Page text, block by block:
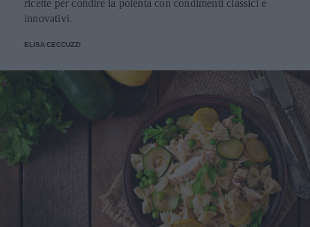
le uova in una padella oliata e strapazzatele. In un’altra
padella rosolate la cipolla in olio, aggiungete un peperone
un paio di minuti e aggiungete le uova strapazzate. Zuppa
di farro e ceci Ingredienti 150 g di farro perlato 1 barattolo
di ceci 100 g di passata di pomodoro 1 cipolla, 1 carota, 1
costa di sedano 40 g di pancetta tesa olio extravergine di
oliva, sale e pepe Procedimento In una padella oliata fate
appassire un tritato di cipolla, sedano e carota,
aggiungendo pancetta frullata finché il grasso non si è
sciolto. Unite un bicchiere di passata di pomodoro e fate
insaporire per 5 minuti. Versate il farro e un litro di acqua
calda. Quando è quasi cotto aggiungete un barattolo di
ceci precotti, per metà interi e per metà passati. Mescolate
ricette per condire la polenta con condimenti classici e
innovativi.
ELISA CECCUZZI